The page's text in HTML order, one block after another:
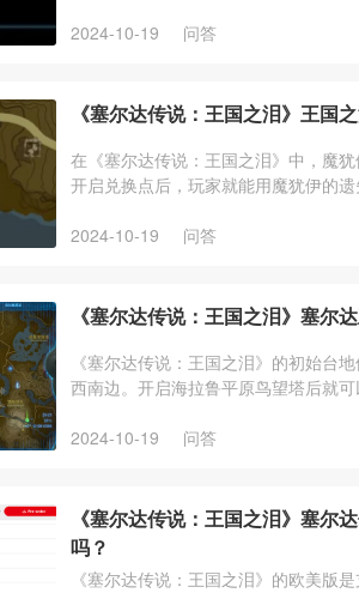
2024-10-19 问答
《塞尔达传说：王国之泪》王国
在《塞尔达传说：王国之泪》中，魔
开启兑换点后，玩家就能用魔犹伊的
2024-10-19 问答
《塞尔达传说：王国之泪》塞尔
《塞尔达传说：王国之泪》的初始台
西南边。开启海拉鲁平原鸟望塔后就可
2024-10-19 问答
《塞尔达传说：王国之泪》塞尔
吗？
《塞尔达传说：王国之泪》的欧美版